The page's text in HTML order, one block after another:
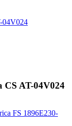
AT-04V024